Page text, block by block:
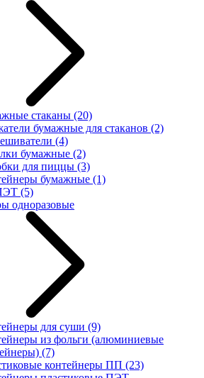
стаканы (20)
бумажные для стаканов (2)
(4)
бумажные (2)
для пиццы (3)
бумажные (1)
(5)
одноразовые
для суши (9)
из фольги (алюминиевые
(7)
контейнеры ПП (23)